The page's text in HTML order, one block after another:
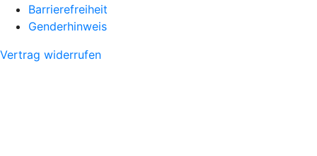
Barrierefreiheit
Genderhinweis
Vertrag widerrufen